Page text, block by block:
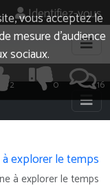
vous acceptez le
mesure d’audience
sociaux.
Identifiez-vous
16
0
2
à explorer le temps